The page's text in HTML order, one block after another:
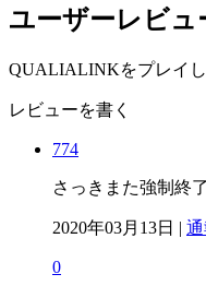
ユーザーレビュ
QUALIALINKをプレイし
レビューを書く
774
さっきまた強制終
2020年03月13日 | 通
0